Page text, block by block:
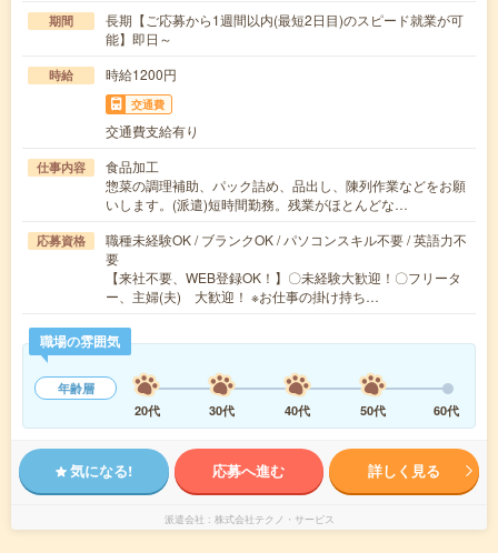
期間
長期【ご応募から1週間以内(最短2日目)のスピード就業が可
能】即日～
時給 時給1200円
交通費
交通費支給有り
仕事内容
食品加工
惣菜の調理補助、パック詰め、品出し、陳列作業などをお願
いします。(派遣)短時間勤務。残業がほとんどな…
応募資格
職種未経験OK / ブランクOK / パソコンスキル不要 / 英語力不
要
【来社不要、WEB登録OK！】〇未経験大歓迎！〇フリータ
ー、主婦(夫) 大歓迎！ ※お仕事の掛け持ち…
職場の雰囲気
年齢層
20代
30代 40代 50代 60代
気になる! 応募へ進む 詳しく見る
派遣会社 株式会社テクノ・サービス